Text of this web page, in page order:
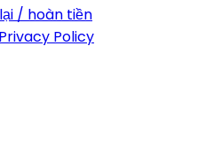
/ hoàn tiền
Privacy Policy